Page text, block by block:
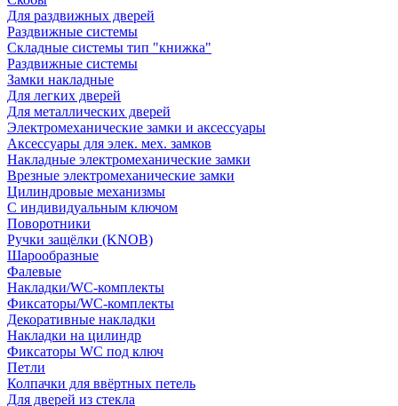
Для раздвижных дверей
Раздвижные системы
Складные системы тип "книжка"
Раздвижные системы
Замки накладные
Для легких дверей
Для металлических дверей
Электромеханические замки и аксессуары
Аксессуары для элек. мех. замков
Накладные электромеханические замки
Врезные электромеханические замки
Цилиндровые механизмы
С индивидуальным ключом
Поворотники
Ручки защёлки (KNOB)
Шарообразные
Фалевые
Накладки/WC-комплекты
Фиксаторы/WC-комплекты
Декоративные накладки
Накладки на цилиндр
Фиксаторы WC под ключ
Петли
Колпачки для ввёртных петель
Для дверей из стекла